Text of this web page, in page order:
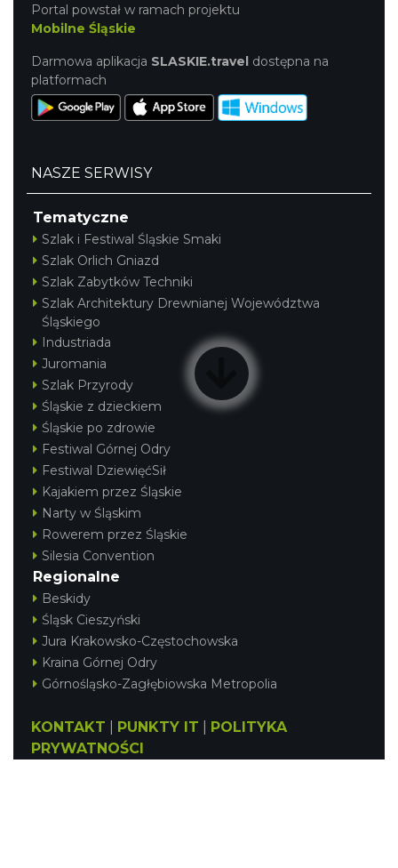
Portal powstał w ramach projektu
Mobilne Śląskie
Darmowa aplikacja SLASKIE.travel dostępna na
platformach
NASZE SERWISY
Tematyczne
Szlak i Festiwal Śląskie Smaki
Szlak Orlich Gniazd
Szlak Zabytków Techniki
Szlak Architektury Drewnianej Województwa
Śląskiego
Industriada
Juromania
Szlak Przyrody
Śląskie z dzieckiem
Śląskie po zdrowie
Festiwal Górnej Odry
Festiwal DziewięćSił
Kajakiem przez Śląskie
Narty w Śląskim
Rowerem przez Śląskie
Silesia Convention
Regionalne
Beskidy
Śląsk Cieszyński
Jura Krakowsko-Częstochowska
Kraina Górnej Odry
Górnośląsko-Zagłębiowska Metropolia
KONTAKT PUNKTY IT
POLITYKA
PRYWATNOŚCI